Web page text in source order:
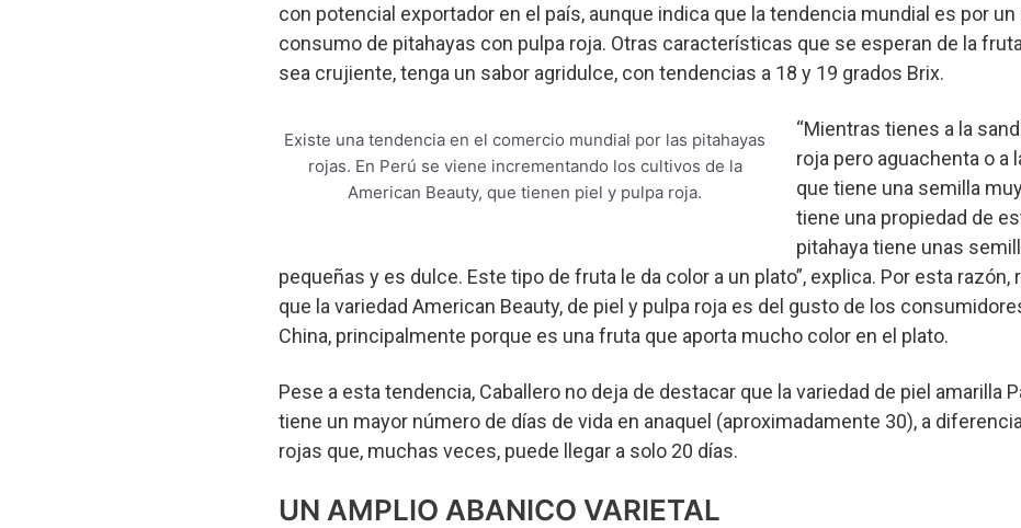
con potencial exportador en el país, aunque indica que la tendencia mundial es por un
consumo de pitahayas con pulpa roja. Otras características que se esperan de la
sea crujiente, tenga un sabor agridulce, con tendencias a 18 y 19 grados Brix.
Existe una tendencia en el comercio mundial por las pitahayas
rojas. En Perú se viene incrementando los cultivos de la
American Beauty, que tienen piel y pulpa roja.
“Mientras tienes a la
roja pero aguachenta o a
que tiene una semilla
tiene una propiedad de
pitahaya tiene unas
pequeñas y es dulce. Este tipo de fruta le da color a un plato”, explica. Por esta razón,
que la variedad American Beauty, de piel y pulpa roja es del gusto de los
China, principalmente porque es una fruta que aporta mucho color en el plato.
Pese a esta tendencia, Caballero no deja de destacar que la variedad de piel amarilla
tiene un mayor número de días de vida en anaquel (aproximadamente 30), a
rojas que, muchas veces, puede llegar a solo 20 días.
UN AMPLIO ABANICO VARIETAL